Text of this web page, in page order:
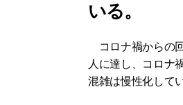
いる。
コロナ禍からの
人に達し、コロナ
混雑は慢性化して